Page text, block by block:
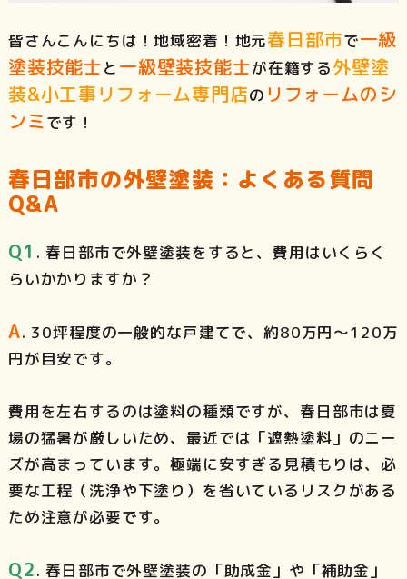
皆さんこんにちは！地域密着！地元春日部市で一級
塗装技能士と 一級壁装技能士が在籍する外壁塗
装&小工事リフォーム専門店の リフォームのシ
ンミです！
春日部市の外壁塗装：よくある質問
Q&A
Q1 . 春日部市で外壁塗装をすると、費用はいくらく
らいかかりますか？
A. 30坪程度の一般的な戸建てで、約80万円〜120万
円が目安です。
費用を左右するのは塗料の種類ですが、春日部市は夏
場の猛暑が厳しいため、最近では「遮熱塗料」のニー
ズが高まっています。極端に安すぎる見積もりは、必
要な工程（洗浄や下塗り）を省いているリスクがある
ため注意が必要です。
Q2. 春日部市で外壁塗装の「助成金」や「補助金」